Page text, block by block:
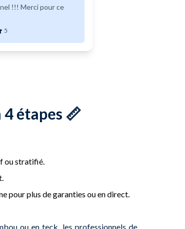
!!! Merci pour ce
5
étapes 📏
ou stratifié.
pour plus de garanties ou en direct.
ou en teck, les professionnels de